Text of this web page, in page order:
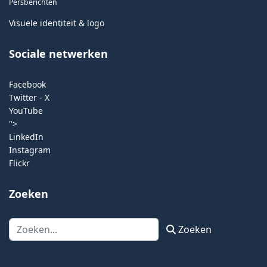
Persberichten
Visuele identiteit & logo
Sociale netwerken
Facebook
Twitter - X
YouTube
">
LinkedIn
Instagram
Flickr
Zoeken
Zoeken Zoeken